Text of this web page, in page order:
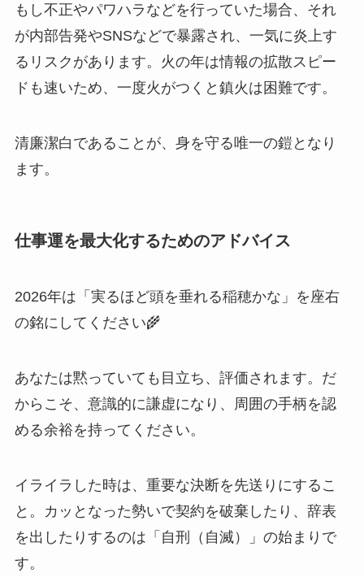
もし不正やパワハラなどを行っていた場合、それ
が内部告発やSNSなどで暴露され、一気に炎上す
るリスクがあります。火の年は情報の拡散スピー
ドも速いため、一度火がつくと鎮火は困難です。
清廉潔白であることが、身を守る唯一の鎧となり
ます。
仕事運を最大化するためのアドバイス
2026年は「実るほど頭を垂れる稲穂かな」を座右
の銘にしてください🌾
あなたは黙っていても目立ち、評価されます。だ
からこそ、意識的に謙虚になり、周囲の手柄を認
める余裕を持ってください。
イライラした時は、重要な決断を先送りにするこ
と。カッとなった勢いで契約を破棄したり、辞表
を出したりするのは「自刑（自滅）」の始まりで
す。